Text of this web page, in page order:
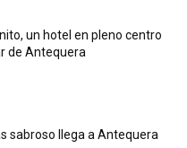
un hotel en pleno centro
de Antequera
sabroso llega a Antequera